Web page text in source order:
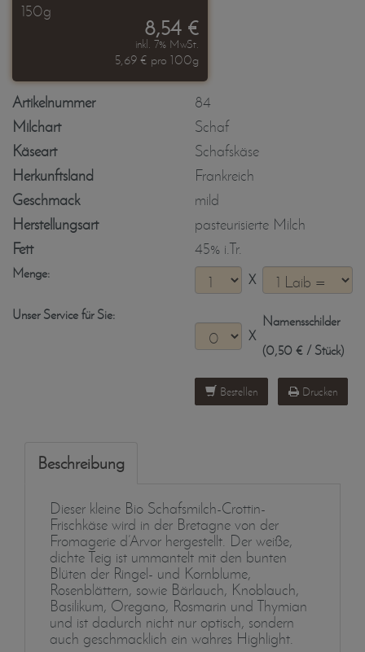
150g
8,54 €
inkl. 7% MwSt.
5,69 € pro 100g
Artikelnummer
84
Milchart
Schaf
Käseart
Schafskäse
Herkunftsland
Frankreich
Geschmack
mild
Herstellungsart
pasteurisierte Milch
Fett
45% i.Tr.
Menge: X
Unser Service für Sie:
X
Namensschilder
(0,50 € / Stück)
Bestellen Drucken
Beschreibung
Dieser kleine Bio Schafsmilch-Crottin-
Frischkäse wird in der Bretagne von der
Fromagerie d’Arvor hergestellt. Der weiße,
dichte Teig ist ummantelt mit den bunten
Blüten der Ringel- und Kornblume,
Rosenblättern, sowie Bärlauch, Knoblauch,
Basilikum, Oregano, Rosmarin und Thymian
und ist dadurch nicht nur optisch, sondern
auch geschmacklich ein wahres Highlight.